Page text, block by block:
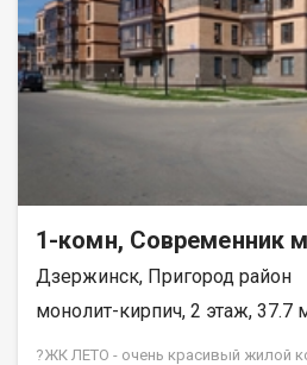
1-комн, Современник
Дзержинск, Пригород район
монолит-кирпич, 2 этаж, 37.7
?ЖК ЛЕТО - очень красивый жилой